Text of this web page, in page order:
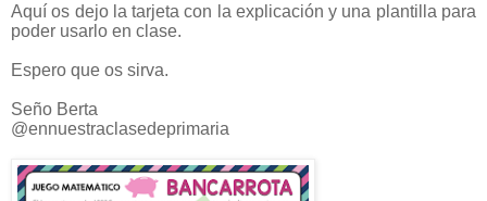
Aquí os dejo la tarjeta con la explicación y una plantilla para
poder usarlo en clase.
Espero que os sirva.
Seño Berta
@ennuestraclasedeprimaria